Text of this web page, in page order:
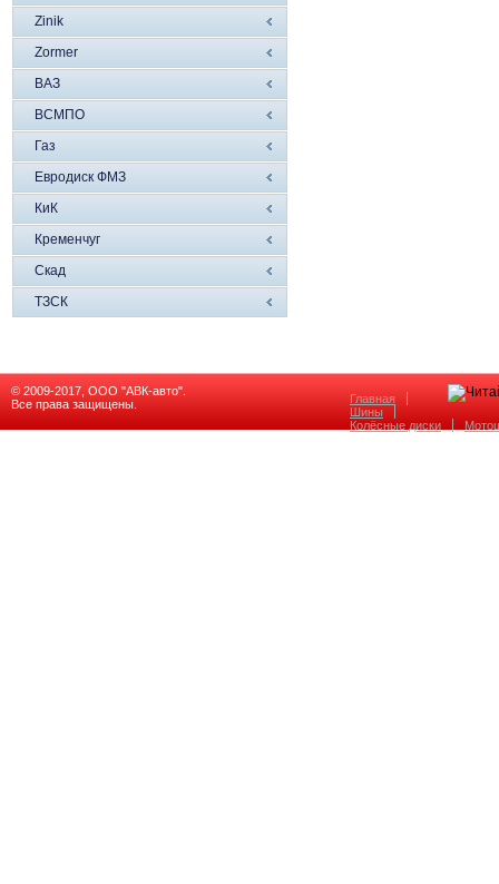
Zinik
Zormer
ВАЗ
ВСМПО
Газ
Евродиск ФМЗ
КиК
Кременчуг
Скад
ТЗСК
© 2009-2017, ООО "АВК-авто".
Все права защищены.
Главная
Шины
Колёсные диски